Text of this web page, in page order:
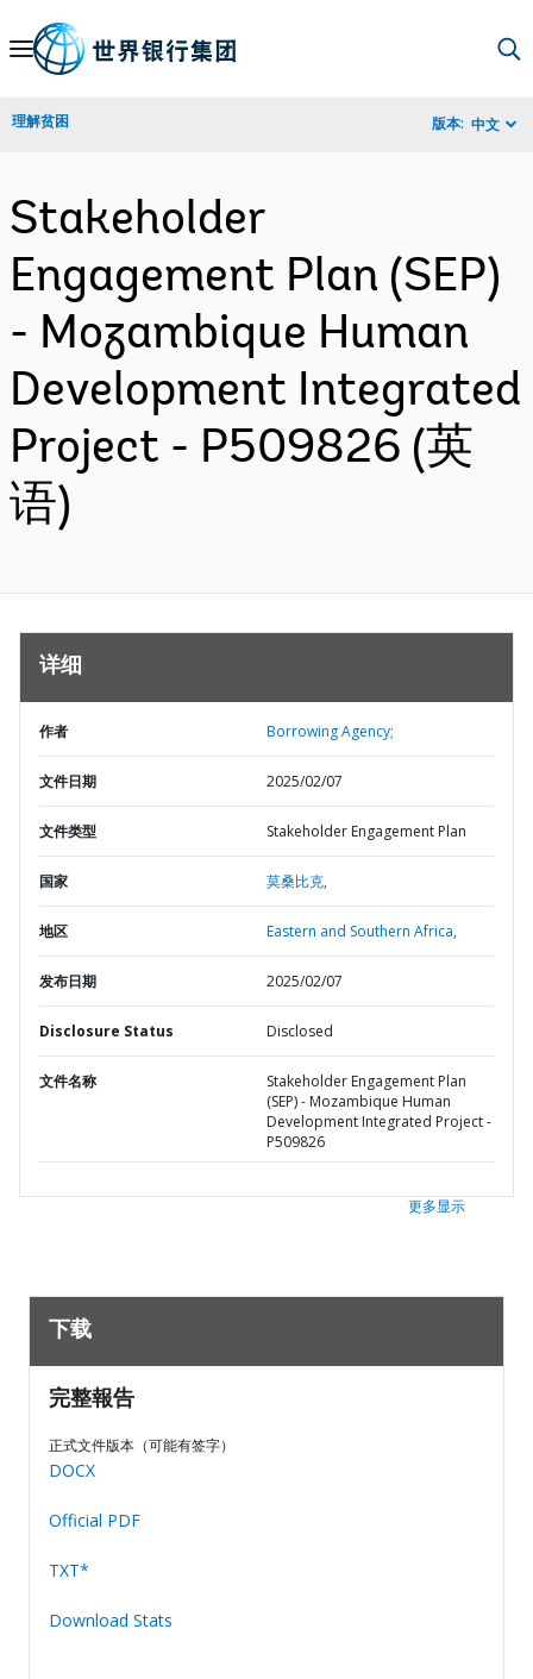
Skip
Navigation
理解贫困 版本: 中文
Stakeholder
Engagement Plan (SEP)
- Mozambique Human
Development Integrated
Project - P509826 (英
语)
详细
作者 Borrowing Agency;
文件日期 2025/02/07
文件类型 Stakeholder Engagement Plan
国家 莫桑比克,
地区 Eastern and Southern Africa,
发布日期 2025/02/07
Disclosure Status Disclosed
文件名称
Stakeholder Engagement Plan
(SEP) - Mozambique Human
Development Integrated Project -
P509826
更多显示
下载
完整報告
正式文件版本（可能有签字）
DOCX
Official PDF
TXT*
Download Stats